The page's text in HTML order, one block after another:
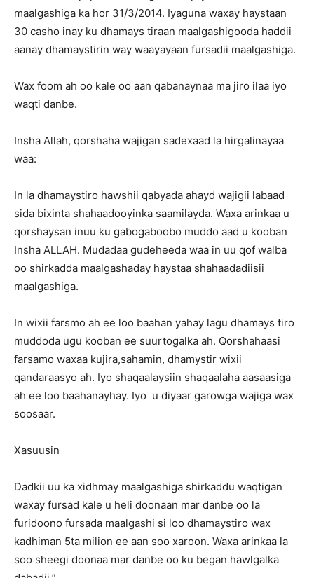
maalgashiga ka hor 31/3/2014. Iyaguna waxay haystaan
30 casho inay ku dhamays tiraan maalgashigooda haddii
aanay dhamaystirin way waayayaan fursadii maalgashiga.
Wax foom ah oo kale oo aan qabanaynaa ma jiro ilaa iyo
waqti danbe.
Insha Allah, qorshaha wajigan sadexaad la hirgalinayaa
waa:
In la dhamaystiro hawshii qabyada ahayd wajigii labaad
sida bixinta shahaadooyinka saamilayda. Waxa arinkaa u
qorshaysan inuu ku gabogaboobo muddo aad u kooban
Insha ALLAH. Mudadaa gudeheeda waa in uu qof walba
oo shirkadda maalgashaday haystaa shahaadadiisii
maalgashiga.
In wixii farsmo ah ee loo baahan yahay lagu dhamays tiro
muddoda ugu kooban ee suurtogalka ah. Qorshahaasi
farsamo waxaa kujira,sahamin, dhamystir wixii
qandaraasyo ah. Iyo shaqaalaysiin shaqaalaha aasaasiga
ah ee loo baahanayhay. Iyo u diyaar garowga wajiga wax
soosaar.
Xasuusin
Dadkii uu ka xidhmay maalgashiga shirkaddu waqtigan
waxay fursad kale u heli doonaan mar danbe oo la
furidoono fursada maalgashi si loo dhamaystiro wax
kadhiman 5ta milion ee aan soo xaroon. Waxa arinkaa la
soo sheegi doonaa mar danbe oo ku began hawlgalka